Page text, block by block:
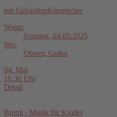
mit Gebärdendolmetscher
Wann:
Sonntag, 04.05.2025
Wo:
Oberer, Gotha
04. Mai
10.30 Uhr
Detail
Bremi - Musik für Kinder